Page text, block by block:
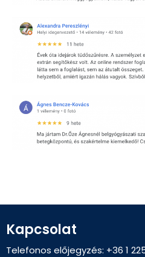
Kapcsolat
Telefonos előjegyzés: +36 1